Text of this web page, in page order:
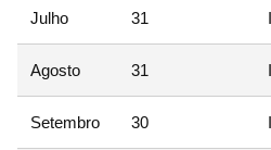
Julho 31
Agosto 31
Setembro 30